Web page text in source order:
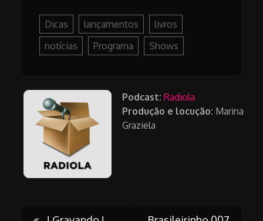
Dicas lançamentos
livros
notícias
Programa Shows
Podcast: Radiola
Produção e locução: Marina
Graziela